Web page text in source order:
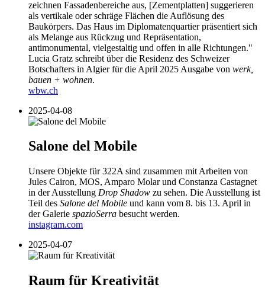
zeichnen Fassadenbereiche aus, [Zementplatten] suggerieren
als vertikale oder schräge Flächen die Auflösung des
Baukörpers. Das Haus im Diplomatenquartier präsentiert sich
als Melange aus Rückzug und Repräsentation,
antimonumental, vielgestaltig und offen in alle Richtungen."
Lucia Gratz schreibt über die Residenz des Schweizer
Botschafters in Algier für die April 2025 Ausgabe von werk,
bauen + wohnen.
wbw.ch
2025-04-08
Salone del Mobile
Unsere Objekte für 322A sind zusammen mit Arbeiten von
Jules Cairon, MOS, Amparo Molar und Constanza Castagnet
in der Ausstellung Drop Shadow zu sehen. Die Ausstellung ist
Teil des Salone del Mobile und kann vom 8. bis 13. April in
der Galerie spazioSerra besucht werden.
instagram.com
2025-04-07
Raum für Kreativität